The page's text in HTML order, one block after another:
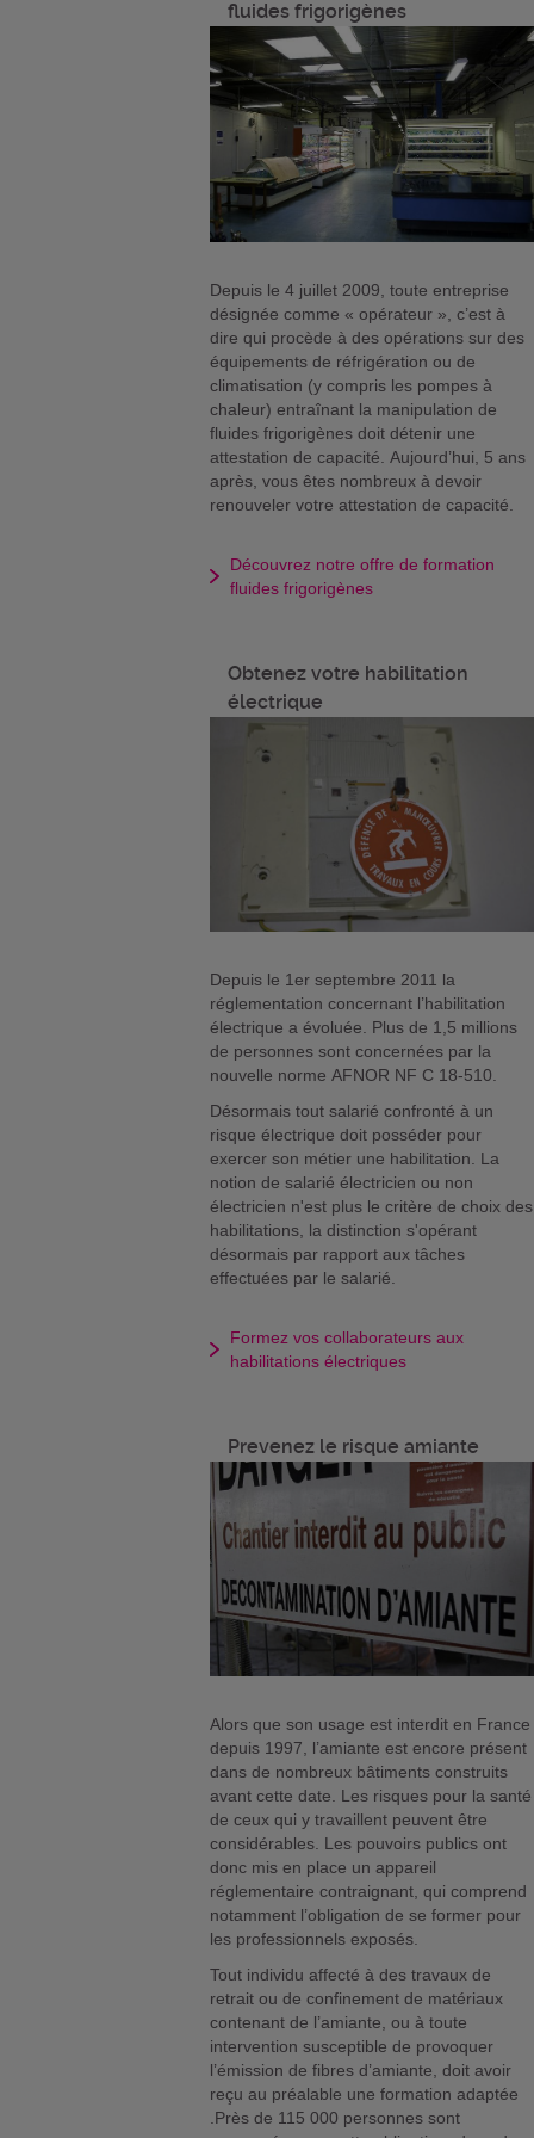
fluides frigorigènes
Depuis le 4 juillet 2009, toute entreprise
désignée comme « opérateur », c’est à
dire qui procède à des opérations sur des
équipements de réfrigération ou de
climatisation (y compris les pompes à
chaleur) entraînant la manipulation de
fluides frigorigènes doit détenir une
attestation de capacité. Aujourd’hui, 5 ans
après, vous êtes nombreux à devoir
renouveler votre attestation de capacité.
Découvrez notre offre de formation
fluides frigorigènes
Obtenez votre habilitation
électrique
Depuis le 1er septembre 2011 la
réglementation concernant l’habilitation
électrique a évoluée. Plus de 1,5 millions
de personnes sont concernées par la
nouvelle norme AFNOR NF C 18-510.
Désormais tout salarié confronté à un
risque électrique doit posséder pour
exercer son métier une habilitation. La
notion de salarié électricien ou non
électricien n'est plus le critère de choix des
habilitations, la distinction s'opérant
désormais par rapport aux tâches
effectuées par le salarié.
Formez vos collaborateurs aux
habilitations électriques
Prevenez le risque amiante
Alors que son usage est interdit en France
depuis 1997, l’amiante est encore présent
dans de nombreux bâtiments construits
avant cette date. Les risques pour la santé
de ceux qui y travaillent peuvent être
considérables. Les pouvoirs publics ont
donc mis en place un appareil
réglementaire contraignant, qui comprend
notamment l’obligation de se former pour
les professionnels exposés.
Tout individu affecté à des travaux de
retrait ou de confinement de matériaux
contenant de l’amiante, ou à toute
intervention susceptible de provoquer
l’émission de fibres d’amiante, doit avoir
reçu au préalable une formation adaptée
.Près de 115 000 personnes sont